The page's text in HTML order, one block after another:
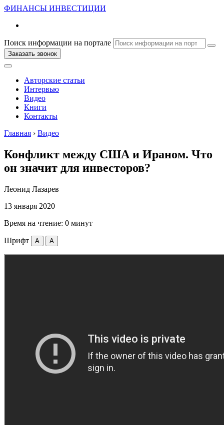
ФИНАНСЫ ИНВЕСТИЦИИ
Поиск информации на портале
Заказать звонок
Авторские статьи
Интервью
Видео
Книги
Контакты
Главная › Видео
Конфликт между США и Ираном. Что
он значит для инвесторов?
Леонид Лазарев
13 января 2020
Время на чтение: 0 минут
Шрифт A A